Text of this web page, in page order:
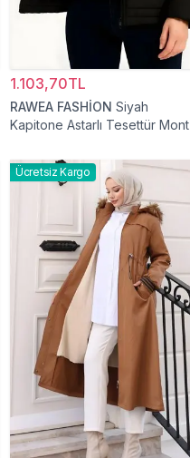
1.103,70TL
RAWEA FASHİON Siyah
Kapitone Astarlı Tesettür Mont
Ücretsiz Kargo